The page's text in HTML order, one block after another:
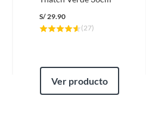
S/29.90
(27)
Ver producto